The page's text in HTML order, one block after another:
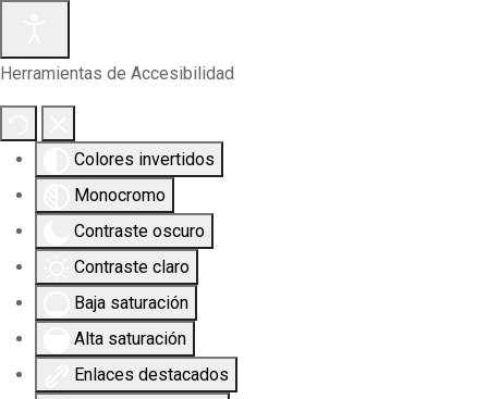
Herramientas de Accesibilidad
Colores invertidos
Monocromo
Contraste oscuro
Contraste claro
Baja saturación
Alta saturación
Enlaces destacados